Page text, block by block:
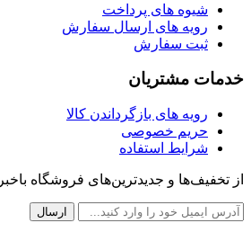
شیوه های پرداخت
رویه های ارسال سفارش
ثبت سفارش
خدمات مشتریان
رویه های بازگرداندن کالا
حریم خصوصی
شرایط استفاده
از تخفیف‌ها و جدیدترین‌های فروشگاه